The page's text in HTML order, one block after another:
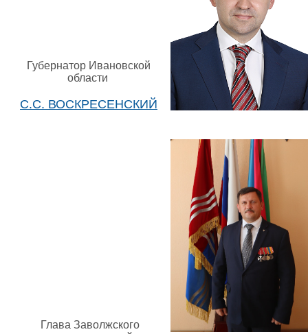
Губернатор Ивановской
области
С.С. ВОСКРЕСЕНСКИЙ
Глава Заволжского